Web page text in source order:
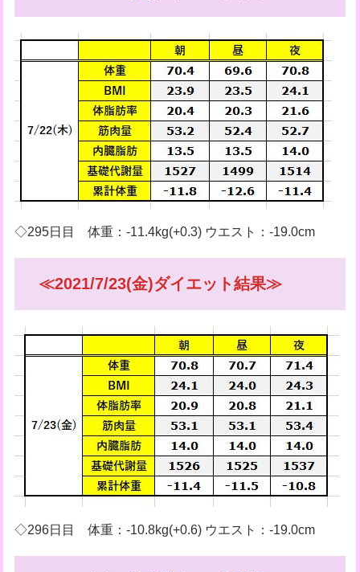
◇295日目 体重：-11.4kg(+0.3) ウエスト：-19.0cm
≪2021/7/23(金)ダイエット結果≫
◇296日目 体重：-10.8kg(+0.6) ウエスト：-19.0cm